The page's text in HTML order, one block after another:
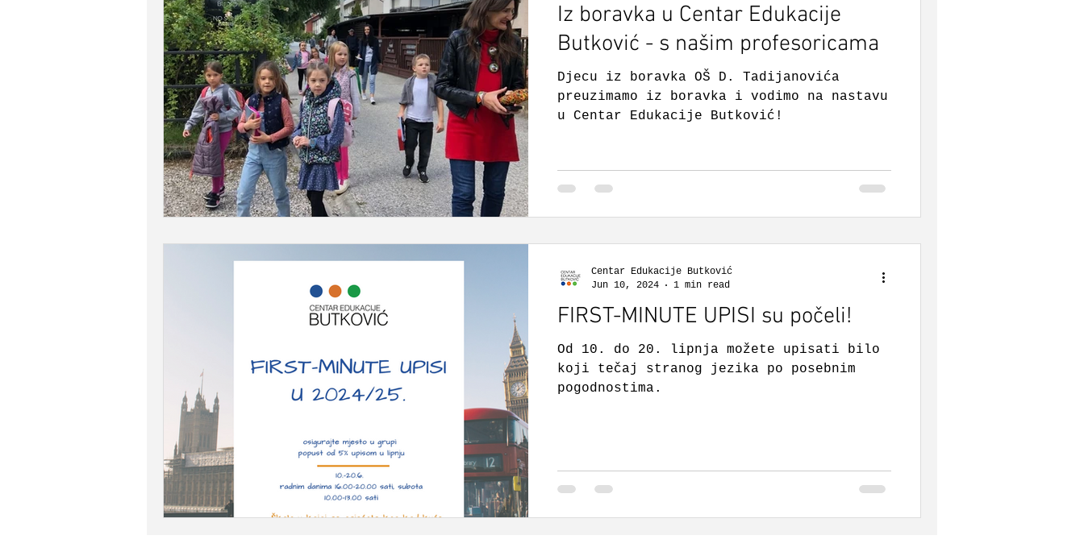
Iz boravka u Centar Edukacije
Butković - s našim profesoricama
Djecu iz boravka OŠ D. Tadijanovića
preuzimamo iz boravka i vodimo na nastavu
u Centar Edukacije Butković!
FIRST-MINUTE UPISI su počeli!
Od 10. do 20. lipnja možete upisati bilo
koji tečaj stranog jezika po posebnim
pogodnostima.
Centar Edukacije Butković
Jun 10, 2024
1 min read